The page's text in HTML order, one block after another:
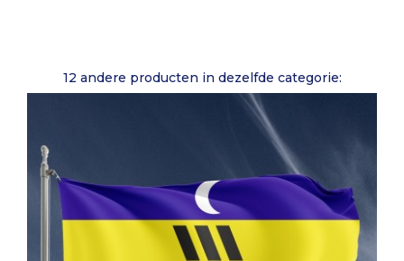
12 andere producten in dezelfde categorie: